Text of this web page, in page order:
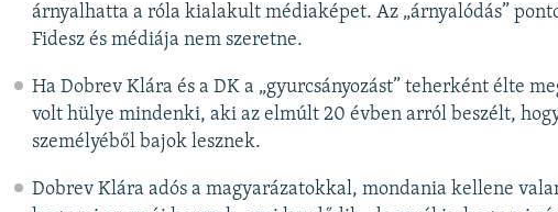
árnyalhatta a róla kialakult médiaképet. Az „árnyalódás”
Fidesz és médiája nem szeretne.
Ha Dobrev Klára és a DK a „gyurcsányozást” teherként élte
volt hülye mindenki, aki az elmúlt 20 évben arról beszélt,
személyéből bajok lesznek.
Dobrev Klára adós a magyarázatokkal, mondania kellene